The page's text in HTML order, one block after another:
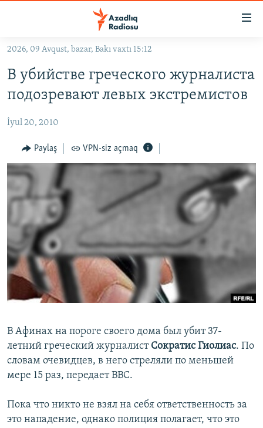
Əsas
qayıt
Əsas
naviqasiyaya
qayıt
#İZAHLA
KORRUPSIOMETR
#ƏSLINDƏ
FƏRQƏ BAX
QANUNI DOĞRU
ARAŞDIRMA
MULTIMEDIA
VIDEO
FOTOQALEREYA
İNFOQRAFIKA
KARIKATURA
RADIO ARXIV
OXU ZALI
AZƏRBAYCAN ƏDƏBIYYATI KITABXANASI
İSLAM VƏ DEMOKRATIYA
HAQQIMIZDA
MISSIYAMIZ
PEŞƏ ETIKASI VƏ JURNALISTIKA STANDARTLARIMIZ
AZADLIQRADIOSU MOBIL TELEFONUNUZDA
BIZIMLƏ ƏLAQƏ
XƏBƏR BÜLLETENLƏRIMIZ
BIZI IZLƏ
RFE/RL-in bütün saytları
2026, 09 Avqust, bazar, Bakı vaxtı 15:12
В убийстве греческого журналиста
подозревают левых экстремистов
İyul 20, 2010
Paylaş VPN-siz açmaq
В Афинах на пороге своего дома был убит 37-
летний греческий журналист Сократис Гиолиас. По
словам очевидцев, в него стреляли по меньшей
мере 15 раз, передает ВВС.
Пока что никто не взял на себя ответственность за
это нападение, однако полиция полагает, что это